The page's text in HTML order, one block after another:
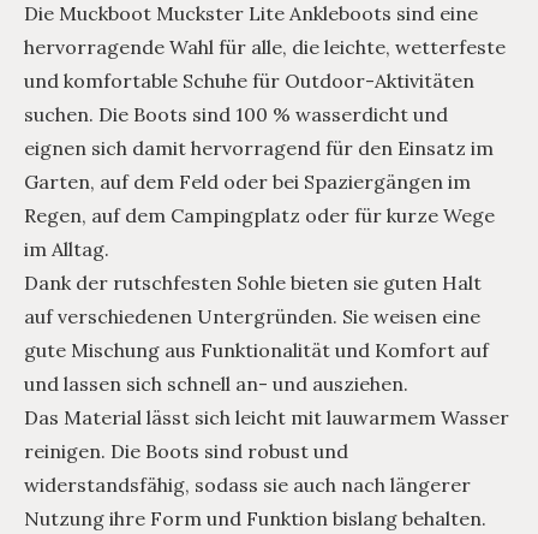
Die Muckboot Muckster Lite Ankleboots sind eine
hervorragende Wahl für alle, die leichte, wetterfeste
und komfortable Schuhe für Outdoor-Aktivitäten
suchen. Die Boots sind 100 % wasserdicht und
eignen sich damit hervorragend für den Einsatz im
Garten, auf dem Feld oder bei Spaziergängen im
Regen, auf dem Campingplatz oder für kurze Wege
im Alltag.
Dank der rutschfesten Sohle bieten sie guten Halt
auf verschiedenen Untergründen. Sie weisen eine
gute Mischung aus Funktionalität und Komfort auf
und lassen sich schnell an- und ausziehen.
Das Material lässt sich leicht mit lauwarmem Wasser
reinigen. Die Boots sind robust und
widerstandsfähig, sodass sie auch nach längerer
Nutzung ihre Form und Funktion bislang behalten.